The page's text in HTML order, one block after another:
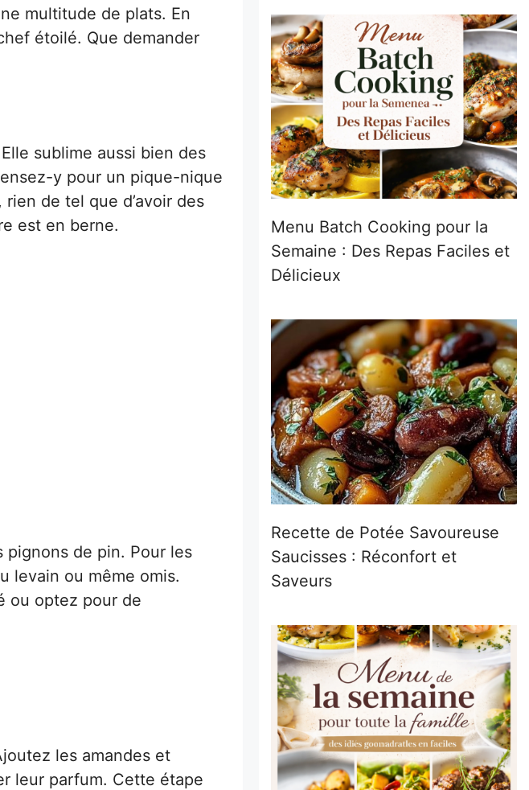
multitude de plats. En
étoilé. Que demander
sublime aussi bien des
y pour un pique-nique
de tel que d’avoir des
est en berne.
pignons de pin. Pour les
levain ou même omis.
ou optez pour de
les amandes et
leur parfum. Cette étape
Menu Batch Cooking pour la
Semaine : Des Repas Faciles et
Délicieux
Recette de Potée Savoureuse
Saucisses : Réconfort et
Saveurs